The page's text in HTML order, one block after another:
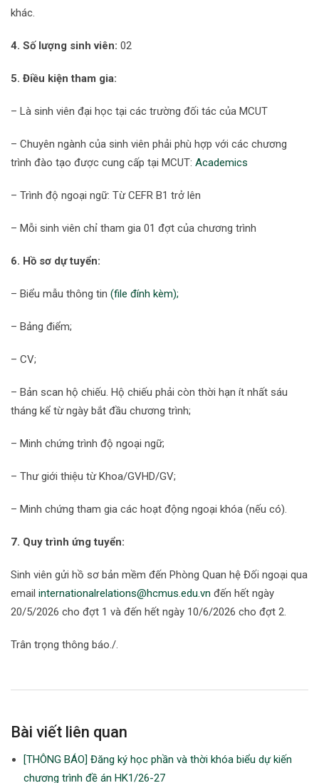
khác.
4. Số lượng sinh viên: 02
5. Điều kiện tham gia:
– Là sinh viên đại học tại các trường đối tác của MCUT
– Chuyên ngành của sinh viên phải phù hợp với các chương
trình đào tạo được cung cấp tại MCUT: Academics
– Trình độ ngoại ngữ: Từ CEFR B1 trở lên
– Mỗi sinh viên chỉ tham gia 01 đợt của chương trình
6. Hồ sơ dự tuyển:
– Biểu mẫu thông tin (file đính kèm);
– Bảng điểm;
– CV;
– Bản scan hộ chiếu. Hộ chiếu phải còn thời hạn ít nhất sáu
tháng kể từ ngày bắt đầu chương trình;
– Minh chứng trình độ ngoại ngữ;
– Thư giới thiệu từ Khoa/GVHD/GV;
– Minh chứng tham gia các hoạt động ngoại khóa (nếu có).
7. Quy trình ứng tuyển:
Sinh viên gửi hồ sơ bản mềm đến Phòng Quan hệ Đối ngoại qua
email internationalrelations@hcmus.edu.vn đến hết ngày
20/5/2026 cho đợt 1 và đến hết ngày 10/6/2026 cho đợt 2.
Trân trọng thông báo./.
Bài viết liên quan
[THÔNG BÁO] Đăng ký học phần và thời khóa biểu dự kiến
chương trình đề án HK1/26-27